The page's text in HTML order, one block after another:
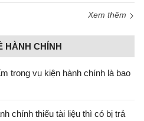
Xem thêm
HÀNH CHÍNH
trong vụ kiện hành chính là bao
chính thiếu tài liệu thì có bị trả